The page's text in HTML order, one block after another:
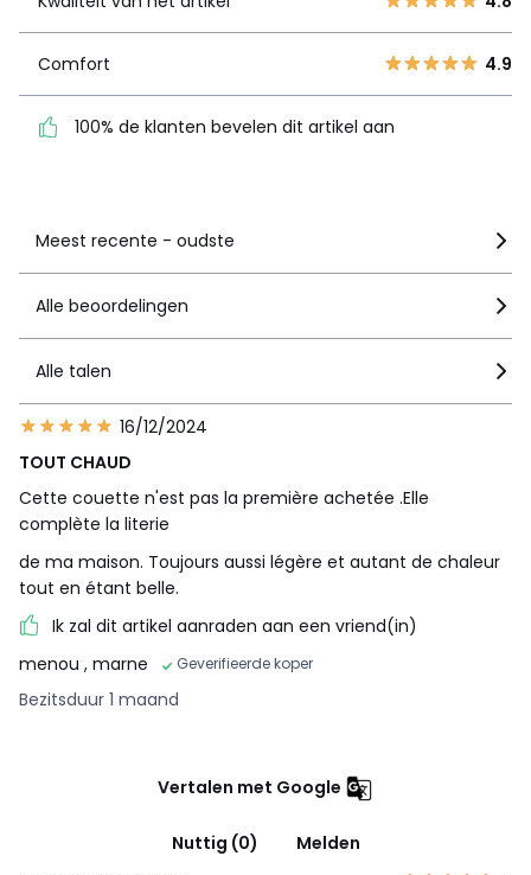
1
dit artikel aan
Comfort 4.9
100% de klanten bevelen dit artikel aan
Meest recente - oudste
Alle beoordelingen
Alle talen
16/12/2024
TOUT CHAUD
Cette couette n'est pas la première achetée .Elle
complète la literie
de ma maison. Toujours aussi légère et autant de chaleur
tout en étant belle.
Ik zal dit artikel aanraden aan een vriend(in)
menou , marne Geverifieerde koper
Bezitsduur 1 maand
Vertalen met Google
Nuttig (0)
Melden